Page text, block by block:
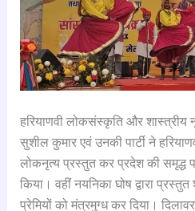
हरियाणवी लोकसंस्कृति और शास्त्रीय
सुशील कुमार एवं उनकी पार्टी ने
लोकनृत्य प्रस्तुत कर प्रदेश की समृद्ध
किया। वहीं नयनिका घोष द्वारा
प्रेमियों को मंत्रमुग्ध कर दिया। दिलावर